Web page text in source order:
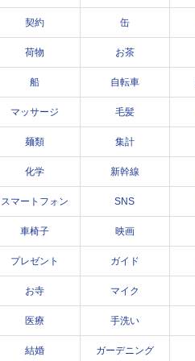
契約 缶
荷物 お茶
船 自転車
マッサージ 毛髪
麺類 集計
化学 新幹線
スマートフォン SNS
車椅子 映画
プレゼント ガイド
お寺 マイク
医療 手洗い
結婚 ガーデニング